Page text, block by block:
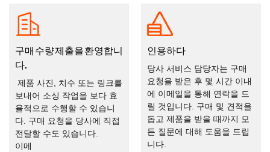
구매 수량 제출을 환영합니
다.
제품 사진, 치수 또는 링크를
보내어 소싱 작업을 보다 효
율적으로 수행할 수 있습니
다. 구매 요청을 당사에 직접
전달할 수도 있습니다.
이메
인용하다
당사 서비스 담당자는 구매
요청을 받은 후 몇 시간 이내
에 이메일을 통해 연락을 드
릴 것입니다. 구매 및 견적을
돕고 제품을 받을 때까지 모
든 질문에 대해 도움을 드립
니다.